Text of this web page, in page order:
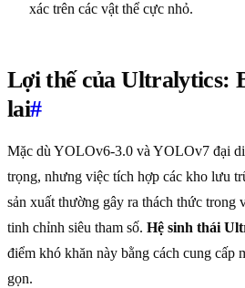
xác trên các vật thể cực nhỏ.
Lợi thế của Ultralytics:
lai#
Mặc dù YOLOv6-3.0 và YOLOv7 đại
trọng, nhưng việc tích hợp các kho lưu
sản xuất thường gây ra thách thức trong
tinh chỉnh siêu tham số. Hệ sinh thái
điểm khó khăn này bằng cách cung cấp
gọn.